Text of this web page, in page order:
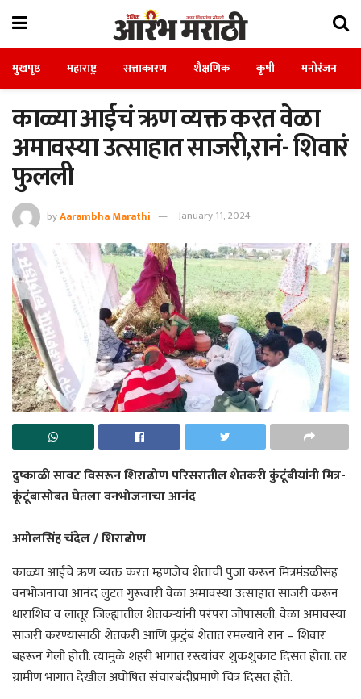
मुखपृष्ठ महाराष्ट्र सत्ताकारण शैक्षणिक कृषी मनोरंजन
काळ्या आईचं ऋण व्यक्त करत वेळा
अमावस्या उत्साहात साजरी,रानं- शिवारं
फुलली
byAarambha Marathi January 11, 2024
दुष्काळी सावट विसरून शिराढोण परिसरातील शेतकरी कुंटूंबीयांनी मित्र-
कूंटूंबासोबत घेतला वनभोजनाचा आनंद
अमोलसिंह चंदेल / शिराढोण
काळ्या आईचे ऋण व्यक्त करत म्हणजेच शेताची पुजा करून मित्रमंडळीसह
वनभोजनाचा आनंद लुटत गुरूवारी वेळा अमावस्या उत्साहात साजरी करून
धाराशिव व लातूर जिल्ह्यातील शेतकऱ्यांनी परंपरा जोपासली. वेळा अमावस्या
साजरी करण्यासाठी शेतकरी आणि कुटुंबं शेतात रमल्याने रान – शिवार
बहरून गेली होती. त्यामुळे शहरी भागात रस्त्यांवर शुकशुकाट दिसत होता. तर
ग्रामीण भागात देखील अघोषित संचारबंदीप्रमाणे चित्र दिसत होते.